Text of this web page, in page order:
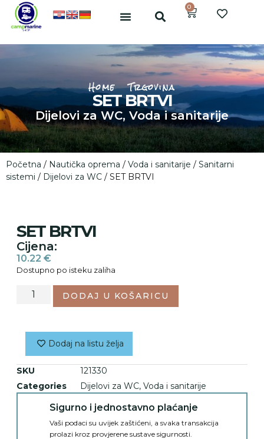
0
Home Trgovina
SET BRTVI
Dijelovi za WC, Voda i sanitarije
Početna / Nautička oprema / Voda i sanitarije / Sanitarni
sistemi / Dijelovi za WC / SET BRTVI
SET BRTVI
Cijena:
10.22 €
Dostupno po isteku zaliha
DODAJ U KOŠARICU
Dodaj na listu želja
SKU
121330
Categories
Dijelovi za WC, Voda i sanitarije
Sigurno i jednostavno plaćanje
Vaši podaci su uvijek zaštićeni, a svaka transakcija
prolazi kroz provjerene sustave sigurnosti.